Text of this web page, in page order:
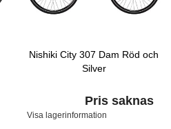
Nishiki City 307 Dam Röd och
Silver
Pris saknas
Visa lagerinformation